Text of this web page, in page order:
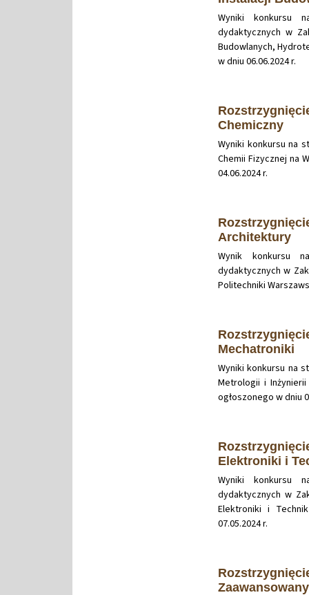
Wyniki konkursu
dydaktycznych w
Budowlanych,
w dniu 06.06.2024 r.
Chemiczny
Wyniki konkursu na
Chemii Fizycznej na
04.06.2024 r.
Architektury
Wynik konkursu
dydaktycznych w
Politechniki
Mechatroniki
Wyniki konkursu na
Metrologii i
ogłoszonego w dniu
Elektroniki i
Wyniki konkursu
dydaktycznych w
Elektroniki i
07.05.2024 r.